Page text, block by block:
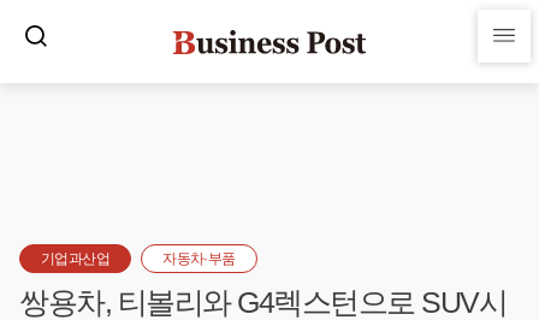
기업과산업 자동차·부품
쌍용차, 티볼리와 G4렉스턴으로 SUV시